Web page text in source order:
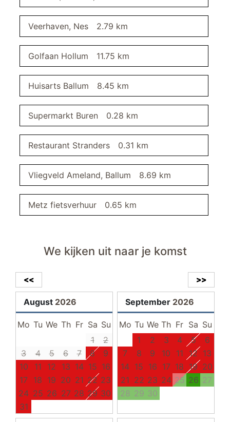
minigolf
woonkamer
eetkamer
eetkamerstoelen
eettafel
televisie
slaapkamer I
buitenruimte
strand
overdekte fietsenstalling
gratis parkeerplaats
douche
Handdoekradiator
slaapkamer II
bezemkast
stofzuiger
gang
garderobe
parkeerplaats
Veerhaven, Nes 2.79 km
Golfaan Hollum 11.75 km
Huisarts Ballum 8.45 km
Supermarkt Buren 0.28 km
Restaurant Stranders 0.31 km
Vliegveld Ameland, Ballum 8.69 km
Metz fietsverhuur 0.65 km
We kijken uit naar je komst
>>
<<
August 2026
Mo Tu We Th Fr Sa Su
1
2
3
4 5 6 7 8
9
10
11 12 13 14 15 16
17 18 19 20 21 22 23
24 25 26 27 28 29 30
31
September 2026
Mo Tu We Th Fr Sa Su
1
2 3 4 5
6
7
8 9 10 11 12 13
14 15 16 17 18 19 20
21 22 23 24 25 26 27
28 29 30